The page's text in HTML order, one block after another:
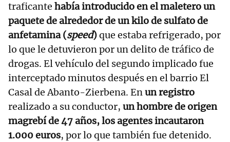
traficante había introducido en el maletero un
paquete de alrededor de un kilo de sulfato de
anfetamina (speed)que estaba refrigerado, por
lo que le detuvieron por un delito de tráfico de
drogas. El vehículo del segundo implicado fue
interceptado minutos después en el barrio El
Casal de Abanto-Zierbena. Enun registro
realizado a su conductor, un hombre de origen
magrebí de 47 años, los agentes incautaron
1.000 euros, por lo que también fue detenido.